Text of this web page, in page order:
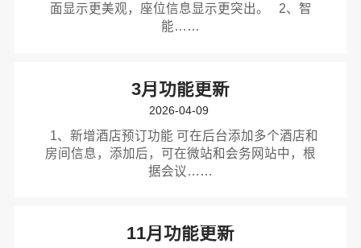
面显示更美观，座位信息显示更突出。 2、智
能……
3月功能更新
2026-04-09
1、新增酒店预订功能 可在后台添加多个酒店和
房间信息，添加后，可在微站和会务网站中，根
据会议……
11月功能更新